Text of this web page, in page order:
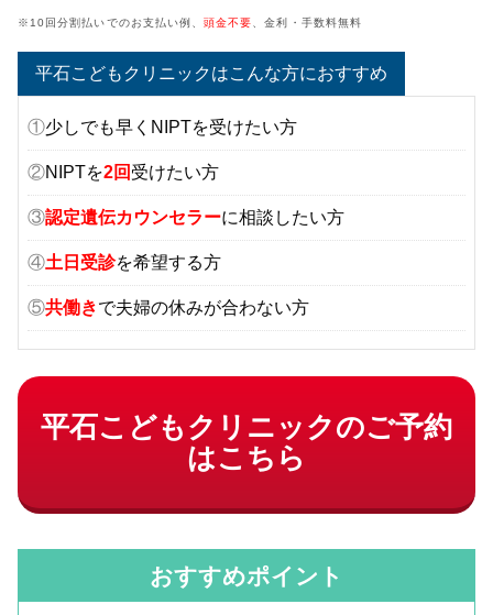
※10回分割払いでのお支払い例、頭金不要 、金利・手数料無料
平石こどもクリニックはこんな方におすすめ
①少しでも早くNIPTを受けたい方
②NIPTを2回 受けたい方
③認定遺伝カウンセラーに相談したい方
④土日受診を希望する方
⑤共働きで夫婦の休みが合わない方
平石こどもクリニックのご予約
はこちら
おすすめポイント